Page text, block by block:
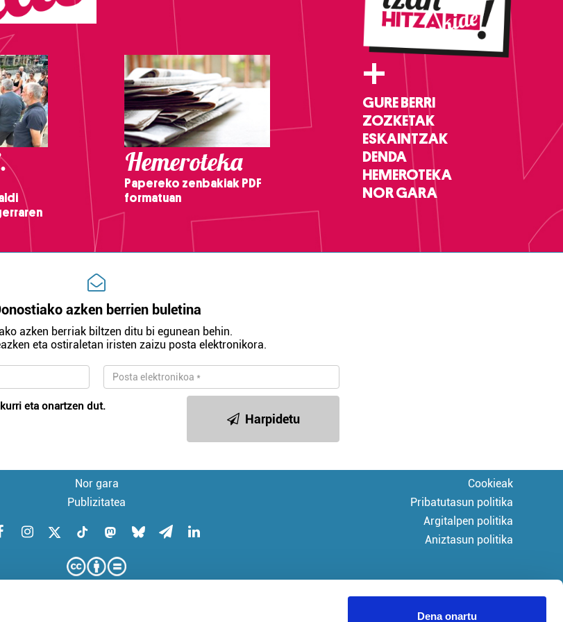
Dena onartu
Hemeroteka
Papereko zenbakiak PDF
formatuan
+
GURE BERRI
ZOZKETAK
ESKAINTZAK
DENDA
HEMEROTEKA
NOR GARA
azken berrien buletina
azken berriak biltzen ditu bi egunean behin.
eta ostiraletan iristen zaizu posta elektronikora.
eta onartzen dut.
Harpidetu
Nor gara
Publizitatea
Cookieak
Pribatutasun politika
Argitalpen politika
Aniztasun politika